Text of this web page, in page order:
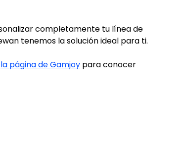
completamente tu línea de
tenemos la solución ideal para ti.
la página de Gamjoy para conocer